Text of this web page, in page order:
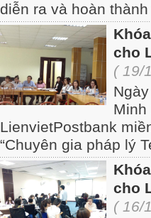
diễn ra và hoàn
cho
( 19/
Minh
LienvietPostbank
“Chuyên gia pháp lý
cho
( 16/